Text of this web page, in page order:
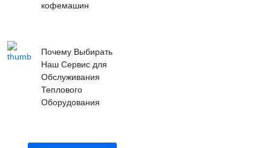
кофемашин
Почему Выбирать
Наш Сервис для
Обслуживания
Теплового
Оборудования